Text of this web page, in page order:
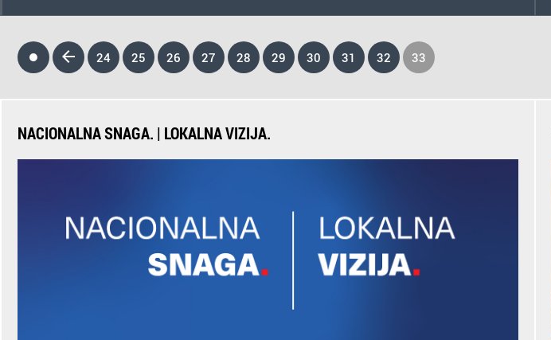
24 25 26 27 28 29 30 31 32 33
NACIONALNA SNAGA. | LOKALNA VIZIJA.